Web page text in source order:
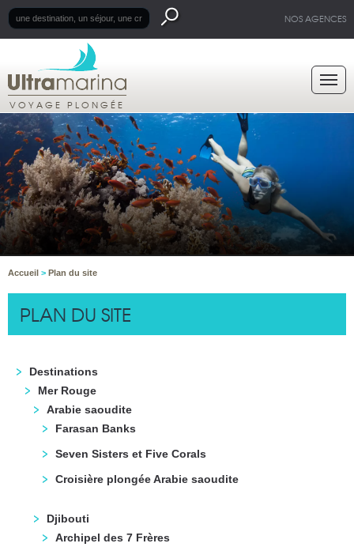
NOS AGENCES
VOYAGE PLONGÉE
Accueil > Plan du site
PLAN DU SITE
Destinations
Mer Rouge
Arabie saoudite
Farasan Banks
Seven Sisters et Five Corals
Croisière plongée Arabie saoudite
Djibouti
Archipel des 7 Frères